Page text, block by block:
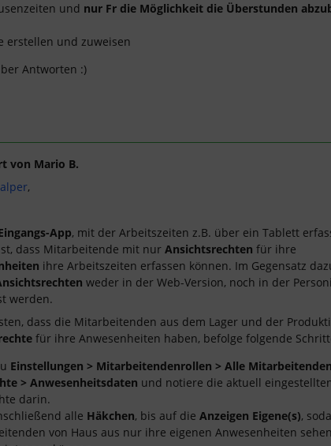
und nur Fr die Möglichkeit die Überstunden
erstellen und zuweisen
Antworten :)
von Mario B.
,
App, mit der Arbeitszeiten z.B. über ein Tablett
dass Mitarbeitende mit nur Ansichtsrechten für ihre
ihre Arbeitszeiten erfassen können. Im Gegensatz
weder in der Web-Version, noch in der
werden.
dass die Mitarbeitenden aus dem Lager und der
für ihre Anwesenheiten haben, befolge folgende
Einstellungen > Mitarbeitendenrollen > Alle
> Anwesenheitsdaten und notiere die aktuell
darin.
alle Häkchen, bis auf die Anzeigen Eigene(s),
von Haus aus nur ihre eigenen Anwesenheiten